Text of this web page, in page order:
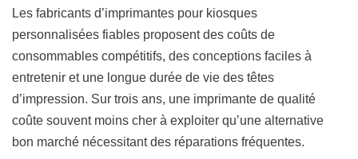
Les fabricants d’imprimantes pour kiosques
personnalisées fiables proposent des coûts de
consommables compétitifs, des conceptions faciles à
entretenir et une longue durée de vie des têtes
d’impression. Sur trois ans, une imprimante de qualité
coûte souvent moins cher à exploiter qu’une alternative
bon marché nécessitant des réparations fréquentes.